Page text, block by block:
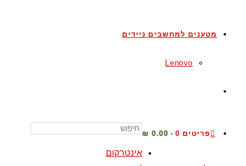
מטענים למחשבים ניידים
Lenovo
פריטים 0 0.00 ₪
אינטרקום